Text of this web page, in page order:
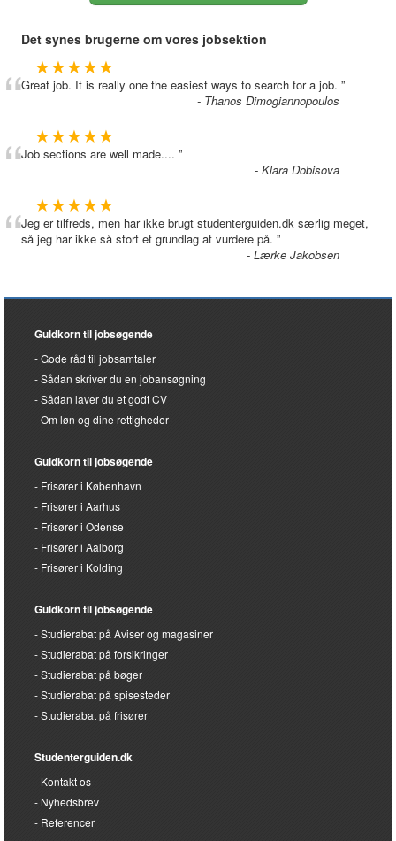
Det synes brugerne om vores jobsektion
★★★★★
“Great job. It is really one the easiest ways to search for a job.”
- Thanos Dimogiannopoulos
★★★★★
“Job sections are well made....”
- Klara Dobisova
★★★★★
“Jeg er tilfreds, men har ikke brugt studenterguiden.dk særlig meget,
så jeg har ikke så stort et grundlag at vurdere på.”
- Lærke Jakobsen
Guldkorn til jobsøgende
Gode råd til jobsamtaler
Sådan skriver du en jobansøgning
Sådan laver du et godt CV
Om løn og dine rettigheder
Guldkorn til jobsøgende
Frisører i København
Frisører i Aarhus
Frisører i Odense
Frisører i Aalborg
Frisører i Kolding
Guldkorn til jobsøgende
Studierabat på Aviser og magasiner
Studierabat på forsikringer
Studierabat på bøger
Studierabat på spisesteder
Studierabat på frisører
Studenterguiden.dk
Kontakt os
Nyhedsbrev
Referencer